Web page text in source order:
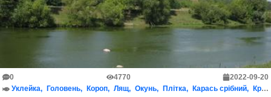
0 4770
2022-09-20
Уклейка
Головень Короп Лящ Окунь Плітка Карась срібний Краснопірка